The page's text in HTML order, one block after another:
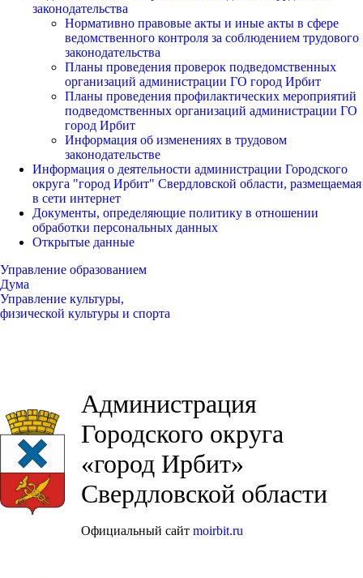
законодательства
Нормативно правовые акты и иные акты в сфере
ведомственного контроля за соблюдением трудового
законодательства
Планы проведения проверок подведомственных
организаций администрации ГО город Ирбит
Планы проведения профилактических мероприятий
подведомственных организаций администрации ГО
город Ирбит
Информация об изменениях в трудовом
законодательстве
Информация о деятельности администрации Городского
округа "город Ирбит" Свердловской области, размещаемая
в сети интернет
Документы, определяющие политику в отношении
обработки персональных данных
Открытые данные
Управление образованием
Дума
Управление культуры,
физической культуры и спорта
Администрация
Городского округа
«город Ирбит»
Свердловской области
Официальный сайт moirbit.ru